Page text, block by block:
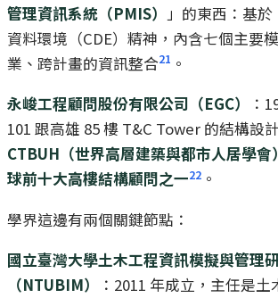
管理資訊系統（PMIS）
」的東西：基於
資料環境（CDE）精神，內含七個主要
業、跨計畫的資訊整合21 。
永峻工程顧問股份有限公司（EGC）
：
101 跟高雄 85 樓 T&C Tower 的結構設
CTBUH（世界高層建築與都市人居學會
球前十大高樓結構顧問之一22 。
學界這邊有兩個關鍵節點：
國立臺灣大學土木工程資訊模擬與管理
（NTUBIM）
：2011 年成立，主任是